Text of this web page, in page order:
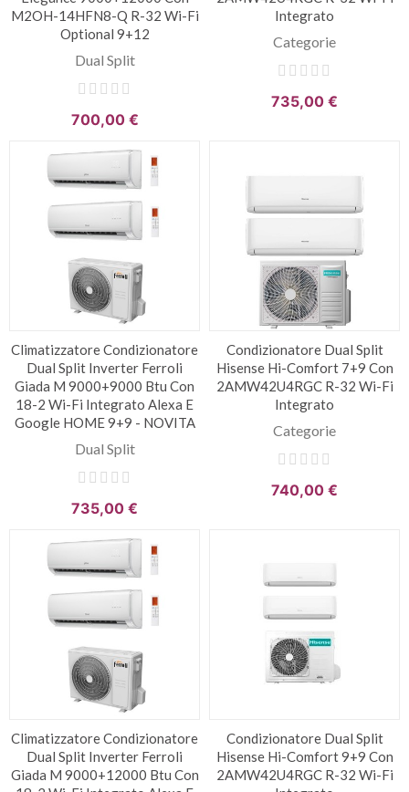
M2OH-14HFN8-Q R-32 Wi-Fi
Optional 9+12
Dual Split
700,00 €
Integrato
Categorie
735,00 €
Climatizzatore Condizionatore
Dual Split Inverter Ferroli
Giada M 9000+9000 Btu Con
18-2 Wi-Fi Integrato Alexa E
Google HOME 9+9 - NOVITA
Dual Split
735,00 €
Condizionatore Dual Split
Hisense Hi-Comfort 7+9 Con
2AMW42U4RGC R-32 Wi-Fi
Integrato
Categorie
740,00 €
Climatizzatore Condizionatore
Dual Split Inverter Ferroli
Giada M 9000+12000 Btu Con
Condizionatore Dual Split
Hisense Hi-Comfort 9+9 Con
2AMW42U4RGC R-32 Wi-Fi